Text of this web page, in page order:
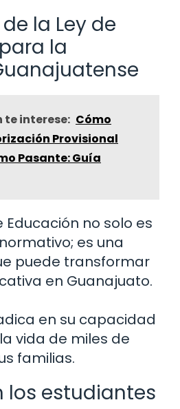
la Ley de
la
te interese: Cómo
Provisional
Pasante: Guía
Educación no solo es
es una
puede transformar
en Guanajuato.
en su capacidad
vida de miles de
familias.
los estudiantes